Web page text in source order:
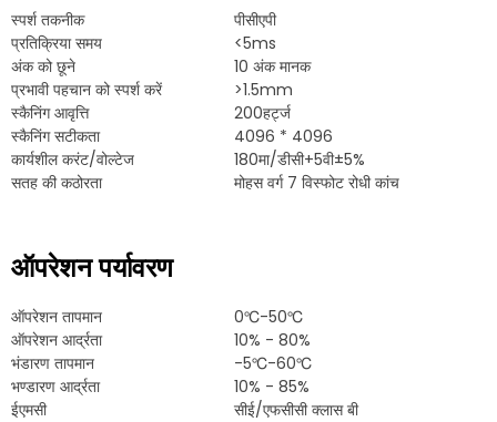
स्पर्श तकनीक
पीसीएपी
प्रतिक्रिया समय
<5ms
अंक को छूने
10 अंक मानक
प्रभावी पहचान को स्पर्श करें
>1.5mm
स्कैनिंग आवृत्ति
200हर्ट्ज
स्कैनिंग सटीकता
4096 * 4096
कार्यशील करंट/वोल्टेज
180मा/डीसी+5वी±5%
सतह की कठोरता
मोहस वर्ग 7 विस्फोट रोधी कांच
ऑपरेशन पर्यावरण
ऑपरेशन तापमान
0℃-50℃
ऑपरेशन आर्द्रता
10% - 80%
भंडारण तापमान
-5℃-60℃
भण्डारण आर्द्रता
10% - 85%
ईएमसी
सीई/एफसीसी क्लास बी